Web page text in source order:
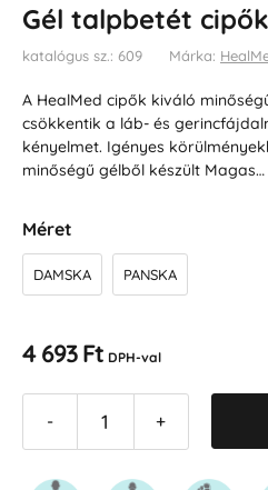
Gél talpbetét
katalógus sz.: 609 Márka:
A HealMed cipők kiváló
csökkentik a láb- és
kényelmet. Igényes
minőségű gélből készült Magas…
Méret
DAMSKA PANSKA
4 693 Ft DPH-val
- +